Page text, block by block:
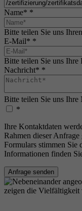
Name* *
Bitte teilen Sie uns
E-Mail* *
Bitte teilen Sie uns Ihre
Nachricht* *
Bitte teilen Sie uns Ihre
*
Ihre Kontaktdaten
Rahmen dieser
Formulars stimmen Sie
Informationen finden
Anfrage senden